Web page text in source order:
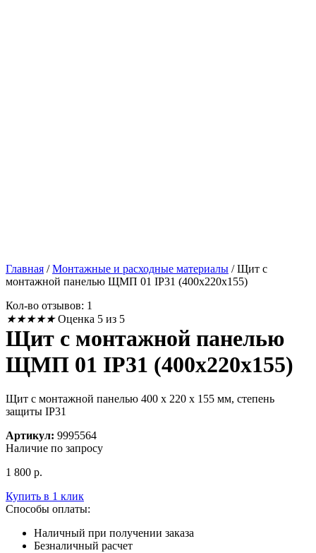
Главная /Монтажные и расходные материалы /Щит с
монтажной панелью ЩМП 01 IP31 (400x220x155)
Кол-во отзывов: 1
★★★★★ Оценка 5 из 5
Щит с монтажной панелью
ЩМП 01 IP31 (400x220x155)
Щит с монтажной панелью 400 х 220 х 155 мм, степень
защиты IP31
Артикул: 9995564
Наличие по запросу
1 800 р.
Купить в 1 клик
Способы оплаты:
Наличный при получении заказа
Безналичный расчет